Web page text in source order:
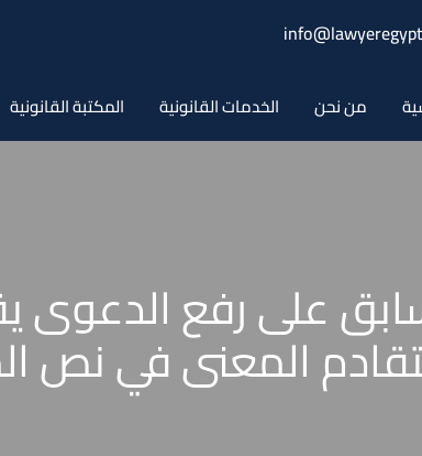
من نحن الخدمات القانونية المكتبة القانونية
على رفع الدعوى